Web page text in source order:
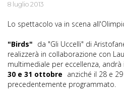
8 luglio 2013
Lo spettacolo va in scena
"Birds" da "Gli Uccelli" di
realizzerà in collaborazione con
multimediale per eccellenza,
30 e 31 ottobre anziché il 28 e
precedentemente programmato.